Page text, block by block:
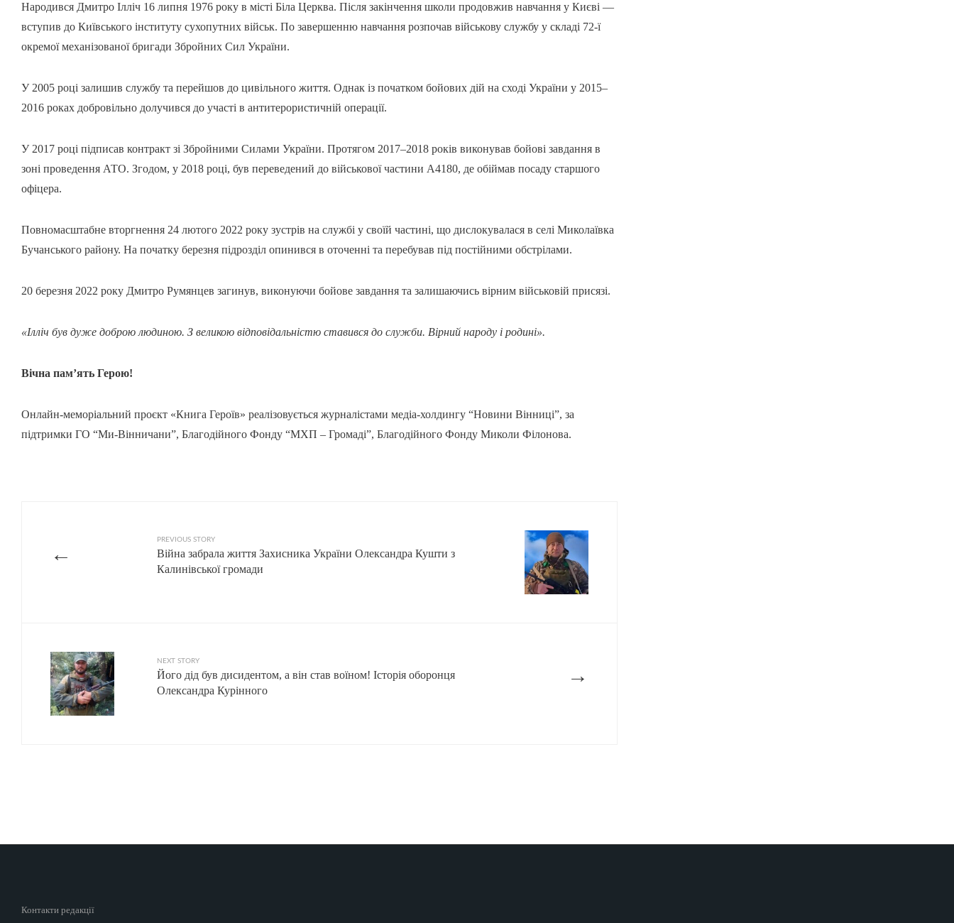
Народився Дмитро Ілліч 16 липня 1976 року в місті Біла Церква. Після закінчення школи продовжив навчання у Києві —
вступив до Київського інституту сухопутних військ. По завершенню навчання розпочав військову службу у складі 72-ї
окремої механізованої бригади Збройних Сил України.
У 2005 році залишив службу та перейшов до цивільного життя. Однак із початком бойових дій на сході України у 2015–
2016 роках добровільно долучився до участі в антитерористичній операції.
У 2017 році підписав контракт зі Збройними Силами України. Протягом 2017–2018 років виконував бойові завдання в
зоні проведення АТО. Згодом, у 2018 році, був переведений до військової частини А4180, де обіймав посаду старшого
офіцера.
Повномасштабне вторгнення 24 лютого 2022 року зустрів на службі у своїй частині, що дислокувалася в селі Миколаївка
Бучанського району. На початку березня підрозділ опинився в оточенні та перебував під постійними обстрілами.
20 березня 2022 року Дмитро Румянцев загинув, виконуючи бойове завдання та залишаючись вірним військовій присязі.
«Ілліч був дуже доброю людиною. З великою відповідальністю ставився до служби. Вірний народу і родині».
Вічна пам’ять Герою!
Онлайн-меморіальний проєкт «Книга Героїв» реалізовується журналістами медіа-холдингу “Новини Вінниці”, за
підтримки ГО “Ми-Вінничани”, Благодійного Фонду “МХП – Громаді”, Благодійного Фонду Миколи Філонова.
←
PREVIOUS STORY
Війна забрала життя Захисника України Олександра Кушти з
Калинівської громади
→
NEXT STORY
Його дід був дисидентом, а він став воїном! Історія оборонця
Олександра Курінного
Контакти редакції